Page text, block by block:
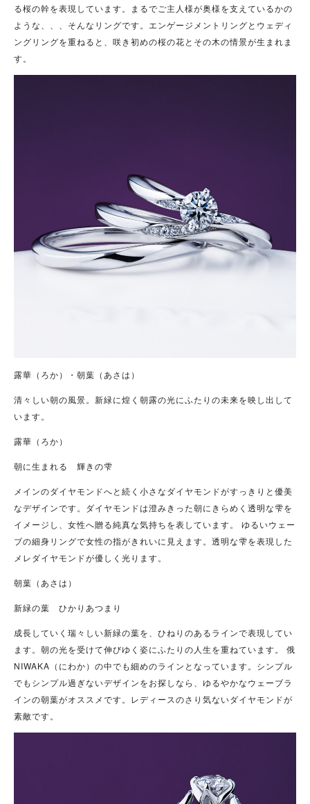
る桜の幹を表現しています。まるでご主人様が奥様を支えているかの
ような、、、そんなリングです。エンゲージメントリングとウェディ
ングリングを重ねると、咲き初めの桜の花とその木の情景が生まれま
す。
露華（ろか）・朝葉（あさは）
清々しい朝の風景。新緑に煌く朝露の光にふたりの未来を映し出して
います。
露華（ろか）
朝に生まれる 輝きの雫
メインのダイヤモンドへと続く小さなダイヤモンドがすっきりと優美
なデザインです。ダイヤモンドは澄みきった朝にきらめく透明な雫を
イメージし、女性へ贈る純真な気持ちを表しています。 ゆるいウェー
ブの細身リングで女性の指がきれいに見えます。透明な雫を表現した
メレダイヤモンドが優しく光ります。
朝葉（あさは）
新緑の葉 ひかりあつまり
成長していく瑞々しい新緑の葉を、ひねりのあるラインで表現してい
ます。朝の光を受けて伸びゆく姿にふたりの人生を重ねています。 俄
NIWAKA（にわか）の中でも細めのラインとなっています。シンプル
でもシンプル過ぎないデザインをお探しなら、ゆるやかなウェーブラ
インの朝葉がオススメです。レディースのさり気ないダイヤモンドが
素敵です。